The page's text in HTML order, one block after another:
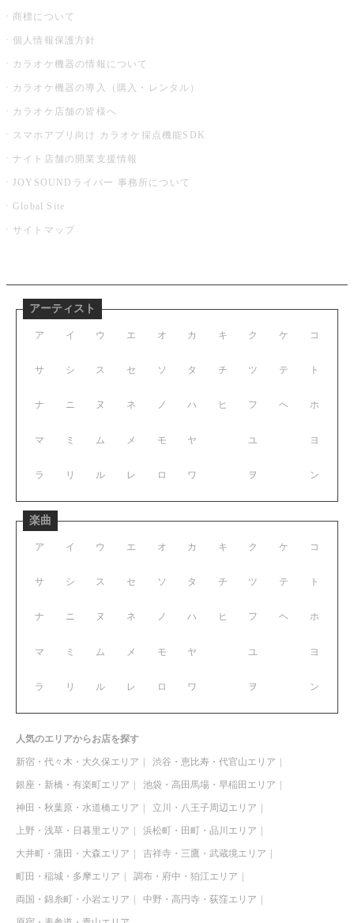
商標について
個人情報保護方針
カラオケ機器の情報について
カラオケ機器の導入（購入・レンタル）
カラオケ店舗の皆様へ
スマホアプリ向け カラオケ採点機能SDK
ナイト店舗の開業支援情報
JOYSOUNDライバー 事務所について
Global Site
サイトマップ
アーティスト
ア イ ウ エ オ
サ シ ス セ ソ
ナ ニ ヌ ネ ノ
マ ミ ム メ モ
ラ リ ル レ ロ
カ キ ク ケ コ
タ チ ツ テ ト
ハ ヒ フ ヘ ホ
ヤ ユ ヨ
ワ ヲ ン
楽曲
ア イ ウ エ オ
サ シ ス セ ソ
ナ ニ ヌ ネ ノ
マ ミ ム メ モ
ラ リ ル レ ロ
カ キ ク ケ コ
タ チ ツ テ ト
ハ ヒ フ ヘ ホ
ヤ ユ ヨ
ワ ヲ ン
人気のエリアからお店を探す
新宿・代々木・大久保エリア 渋谷・恵比寿・代官山エリア
銀座・新橋・有楽町エリア 池袋・高田馬場・早稲田エリア
神田・秋葉原・水道橋エリア 立川・八王子周辺エリア
上野・浅草・日暮里エリア 浜松町・田町・品川エリア
大井町・蒲田・大森エリア 吉祥寺・三鷹・武蔵境エリア
町田・稲城・多摩エリア 調布・府中・狛江エリア
両国・錦糸町・小岩エリア 中野・高円寺・荻窪エリア